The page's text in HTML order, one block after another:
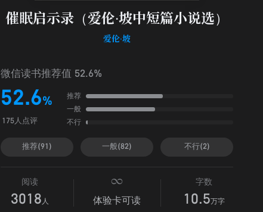
催眠启示录（爱伦·坡中短篇小说选）
爱伦·坡
微信读书推荐值 52.6%
52.6%
175人点评
推荐
一般
不行
推荐(91) 一般(82) 不行(2)
阅读
3018 人 体验卡可读
字数
10.5万字